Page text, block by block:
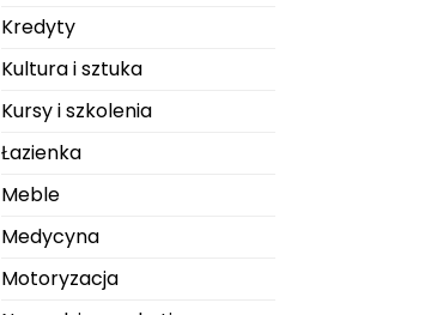
Kredyty
Kultura i sztuka
Kursy i szkolenia
Łazienka
Meble
Medycyna
Motoryzacja